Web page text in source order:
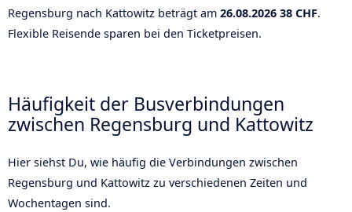
Regensburg nach Kattowitz beträgt am 26.08.2026 38 CHF.
Flexible Reisende sparen bei den Ticketpreisen.
Häufigkeit der Busverbindungen
zwischen Regensburg und Kattowitz
Hier siehst Du, wie häufig die Verbindungen zwischen
Regensburg und Kattowitz zu verschiedenen Zeiten und
Wochentagen sind.